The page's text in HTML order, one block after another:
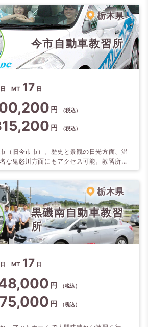
用コースなので、安心です。 フリータイム
ューズメントスポットもあり教習以外も充
栃木県
今市自動車教習所
日 MT 17 日
円 （税込）
円 （税込）
（旧今市市）。歴史と景観の日光方面、温
な鬼怒川方面にもアクセス可能。教習所近
ルやたくさんのお店があり生活便利です。
ラッグ・飲食はもちろん、家電・100 均な
い上達。親切・丁寧はもちろんのこと、職
囲気で教習生の一生無事故を目指し指導し
栃木県
黒磯南自動車教習
所
日 MT 17 日
円 （税込）
円 （税込）